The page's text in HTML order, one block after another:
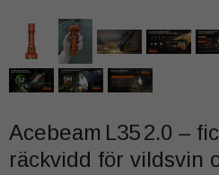
Acebeam L35 2.0 –
räckvidd för vildsvin